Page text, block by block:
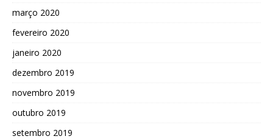
março 2020
fevereiro 2020
janeiro 2020
dezembro 2019
novembro 2019
outubro 2019
setembro 2019